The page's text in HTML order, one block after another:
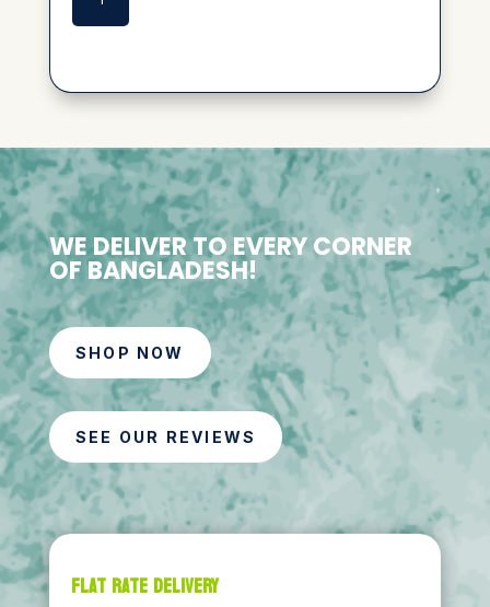
WE DELIVER TO EVERY CORNER
OF BANGLADESH!
SHOP NOW
SEE OUR REVIEWS
FLAT RATE DELIVERY